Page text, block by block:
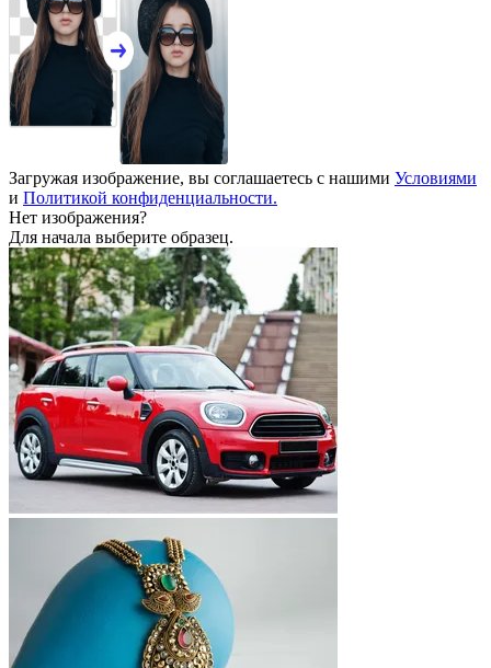
Загружая изображение, вы соглашаетесь с нашими Условиями
и Политикой конфиденциальности.
Нет изображения?
Для начала выберите образец.